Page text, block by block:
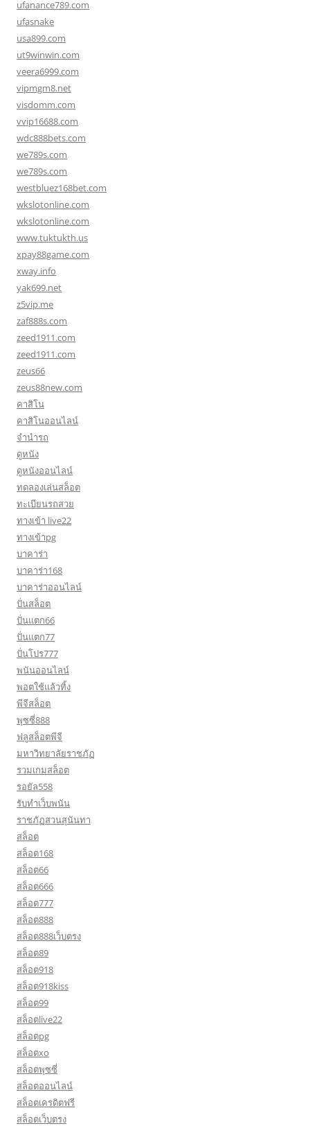
ufanance789.com
ufasnake
usa899.com
ut9winwin.com
veera6999.com
vipmgm8.net
visdomm.com
vvip16688.com
wdc888bets.com
we789s.com
we789s.com
westbluez168bet.com
wkslotonline.com
wkslotonline.com
www.tuktukth.us
xpay88game.com
xway.info
yak699.net
z5vip.me
zaf888s.com
zeed1911.com
zeed1911.com
zeus66
zeus88new.com
คาสิโน
คาสิโนออนไลน์
จำนำรถ
ดูหนัง
ดูหนังออนไลน์
ทดลองเล่นสล็อต
ทะเบียนรถสวย
ทางเข้า live22
ทางเข้าpg
บาคาร่า
บาคาร่า168
บาคาร่าออนไลน์
ปั่นสล็อต
ปั่นแตก66
ปั่นแตก77
ปั่นโปร777
พนันออนไลน์
พอตใช้แล้วทิ้ง
พีจีสล็อต
พุซซี่888
ฟลูสล็อตพีจี
มหาวิทยาลัยราชภัฏ
รวมเกมสล็อต
รอยัล558
รับทำเว็บพนัน
ราชภัฏสวนสุนันทา
สล็อต
สล็อต168
สล็อต66
สล็อต666
สล็อต777
สล็อต888
สล็อต888เว็บตรง
สล็อต89
สล็อต918
สล็อต918kiss
สล็อต99
สล็อตlive22
สล็อตpg
สล็อตxo
สล็อตพุซซี่
สล็อตออนไลน์
สล็อตเครดิตฟรี
สล็อตเว็บตรง